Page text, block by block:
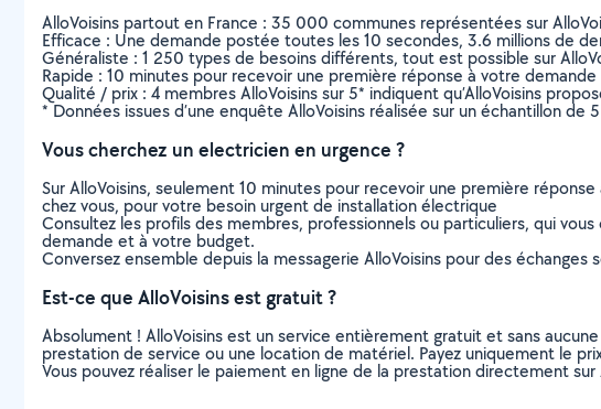
AlloVoisins partout en France : 35 000 communes représentées sur
Efficace : Une demande postée toutes les 10 secondes, 3.6 millions de
Généraliste : 1 250 types de besoins différents, tout est possible sur
Rapide : 10 minutes pour recevoir une première réponse à votre demande
Qualité / prix : 4 membres AlloVoisins sur 5* indiquent qu’AlloVoisins
* Données issues d’une enquête AlloVoisins réalisée sur un échantillon
Vous cherchez un electricien en urgence ?
Sur AlloVoisins, seulement 10 minutes pour recevoir une première
chez vous, pour votre besoin urgent de installation électrique
Consultez les profils des membres, professionnels ou particuliers, qui
demande et à votre budget.
Conversez ensemble depuis la messagerie AlloVoisins pour des
Est-ce que AlloVoisins est gratuit ?
Absolument ! AlloVoisins est un service entièrement gratuit et sans
prestation de service ou une location de matériel. Payez uniquement le
Vous pouvez réaliser le paiement en ligne de la prestation directement sur